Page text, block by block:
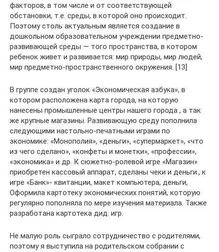
факторов, в том числе и от соответствующей
обстановки, т.е. среды, в которой оно происходит.
Поэтому столь актуальным является создание в
дошкольном образовательном учреждении предметно-
развивающей среды — того пространства, в котором
ребенок живет и развивается: мир природы, мир людей,
мир предметно-пространственного окружения. [13]
В группе создан уголок «Экономическая азбука», в
котором расположена карта города, на которую
нанесены промышленные центры нашего города , а так
же крупные магазины. Развивающую среду пополнила
следующими настольно-печатными играми по
экономике: «Монополия», «деньги», «супермаркет», «что
из чего сделано», «конфеты и монетки», «профессии»,
«экономика» и др. К сюжетно-ролевой игре «Магазин»
приобретен кассовый аппарат, сделаны чеки и деньги., к
игре «Банк»- квитанции, макет компьютера, деньги,
Оформила картотеку экономических понятий, которую
регулярно пополняла по мере изучения материала. Также
разработана картотека дид. игр.
Не малую роль сыграло сотрудничество с родителями,
поэтому я выступила на родительском собрании с